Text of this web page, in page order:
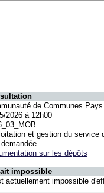
de Communes
2026 à 12h00
et gestion du service
demandée
sur les dépôts
impossible
actuellement impossible